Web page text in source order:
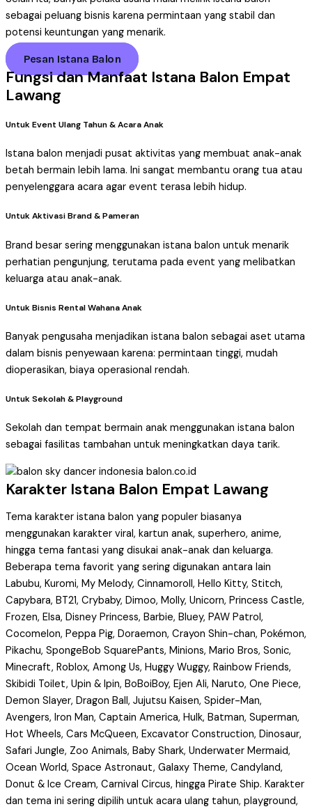
sebagai peluang bisnis karena permintaan yang stabil dan
potensi keuntungan yang menarik.
Pesan Istana Balon
Fungsi dan Manfaat Istana Balon Empat
Lawang
Untuk Event Ulang Tahun & Acara Anak
Istana balon menjadi pusat aktivitas yang membuat anak-anak
betah bermain lebih lama. Ini sangat membantu orang tua atau
penyelenggara acara agar event terasa lebih hidup.
Untuk Aktivasi Brand & Pameran
Brand besar sering menggunakan istana balon untuk menarik
perhatian pengunjung, terutama pada event yang melibatkan
keluarga atau anak-anak.
Untuk Bisnis Rental Wahana Anak
Banyak pengusaha menjadikan istana balon sebagai aset utama
dalam bisnis penyewaan karena: permintaan tinggi, mudah
dioperasikan, biaya operasional rendah.
Untuk Sekolah & Playground
Sekolah dan tempat bermain anak menggunakan istana balon
sebagai fasilitas tambahan untuk meningkatkan daya tarik.
Karakter Istana Balon Empat Lawang
Tema karakter istana balon yang populer biasanya
menggunakan karakter viral, kartun anak, superhero, anime,
hingga tema fantasi yang disukai anak-anak dan keluarga.
Beberapa tema favorit yang sering digunakan antara lain
Labubu, Kuromi, My Melody, Cinnamoroll, Hello Kitty, Stitch,
Capybara, BT21, Crybaby, Dimoo, Molly, Unicorn, Princess Castle,
Frozen, Elsa, Disney Princess, Barbie, Bluey, PAW Patrol,
Cocomelon, Peppa Pig, Doraemon, Crayon Shin-chan, Pokémon,
Pikachu, SpongeBob SquarePants, Minions, Mario Bros, Sonic,
Minecraft, Roblox, Among Us, Huggy Wuggy, Rainbow Friends,
Skibidi Toilet, Upin & Ipin, BoBoiBoy, Ejen Ali, Naruto, One Piece,
Demon Slayer, Dragon Ball, Jujutsu Kaisen, Spider-Man,
Avengers, Iron Man, Captain America, Hulk, Batman, Superman,
Hot Wheels, Cars McQueen, Excavator Construction, Dinosaur,
Safari Jungle, Zoo Animals, Baby Shark, Underwater Mermaid,
Ocean World, Space Astronaut, Galaxy Theme, Candyland,
Donut & Ice Cream, Carnival Circus, hingga Pirate Ship. Karakter
dan tema ini sering dipilih untuk acara ulang tahun, playground,